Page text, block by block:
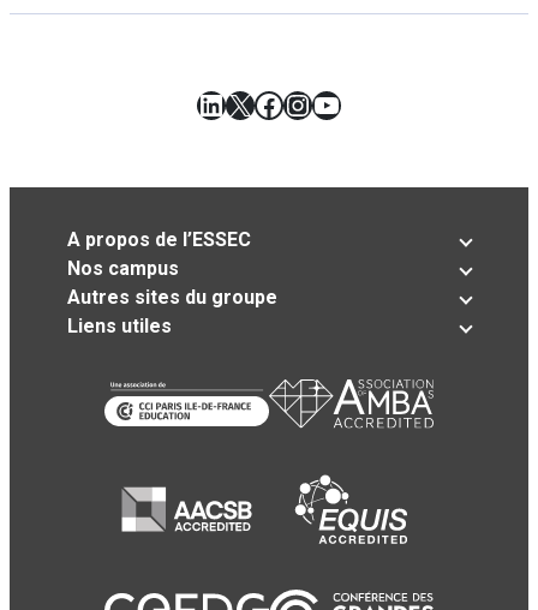
LinkedIn
X Facebook
Instagram
YouTube
A propos de l’ESSEC
Nos campus
Autres sites du groupe
Liens utiles